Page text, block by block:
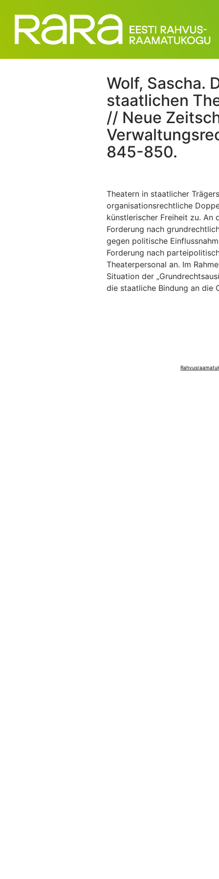
Wolf, Sascha.
staatlichen
// Neue
845-850.
Theatern in staatlicher
organisationsrechtliche
künstlerischer Freiheit zu.
Forderung nach
gegen politische
Forderung nach
Theaterpersonal an. Im
Situation der
die staatliche Bindung an die